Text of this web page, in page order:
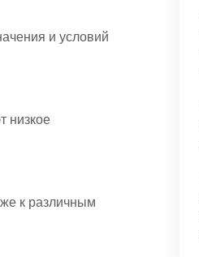
и условий
низкое
к различным